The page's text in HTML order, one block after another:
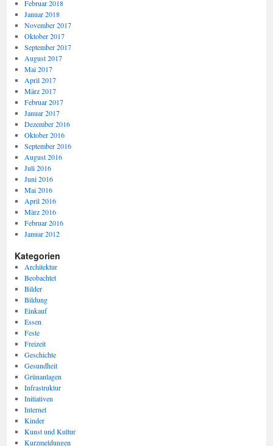
Februar 2018
Januar 2018
November 2017
Oktober 2017
September 2017
August 2017
Mai 2017
April 2017
März 2017
Februar 2017
Januar 2017
Dezember 2016
Oktober 2016
September 2016
August 2016
Juli 2016
Juni 2016
Mai 2016
April 2016
März 2016
Februar 2016
Januar 2012
Kategorien
Architektur
Beobachtet
Bilder
Bildung
Einkauf
Essen
Feste
Freizeit
Geschichte
Gesundheit
Grünanlagen
Infrastruktur
Initiativen
Internet
Kinder
Kunst und Kultur
Kurzmeldungen